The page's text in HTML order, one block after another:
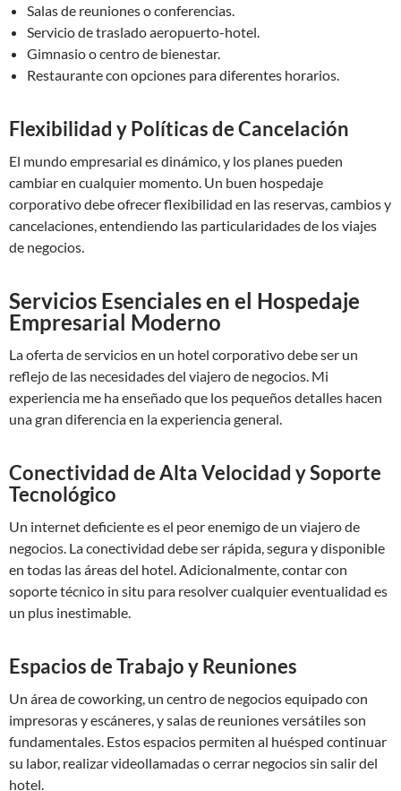
Salas de reuniones o conferencias.
Servicio de traslado aeropuerto-hotel.
Gimnasio o centro de bienestar.
Restaurante con opciones para diferentes horarios.
Flexibilidad y Políticas de Cancelación
El mundo empresarial es dinámico, y los planes pueden
cambiar en cualquier momento. Un buen hospedaje
corporativo debe ofrecer flexibilidad en las reservas, cambios y
cancelaciones, entendiendo las particularidades de los viajes
de negocios.
Servicios Esenciales en el Hospedaje
Empresarial Moderno
La oferta de servicios en un hotel corporativo debe ser un
reflejo de las necesidades del viajero de negocios. Mi
experiencia me ha enseñado que los pequeños detalles hacen
una gran diferencia en la experiencia general.
Conectividad de Alta Velocidad y Soporte
Tecnológico
Un internet deficiente es el peor enemigo de un viajero de
negocios. La conectividad debe ser rápida, segura y disponible
en todas las áreas del hotel. Adicionalmente, contar con
soporte técnico in situ para resolver cualquier eventualidad es
un plus inestimable.
Espacios de Trabajo y Reuniones
Un área de coworking, un centro de negocios equipado con
impresoras y escáneres, y salas de reuniones versátiles son
fundamentales. Estos espacios permiten al huésped continuar
su labor, realizar videollamadas o cerrar negocios sin salir del
hotel.